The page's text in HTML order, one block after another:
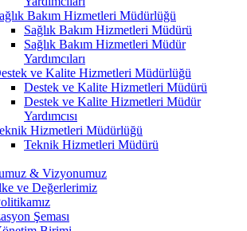
Bakım Hizmetleri Müdürlüğü
Sağlık Bakım Hizmetleri Müdürü
Sağlık Bakım Hizmetleri Müdür
Yardımcıları
ve Kalite Hizmetleri Müdürlüğü
Destek ve Kalite Hizmetleri Müdürü
Destek ve Kalite Hizmetleri Müdür
Yardımcısı
Hizmetleri Müdürlüğü
Teknik Hizmetleri Müdürü
& Vizyonumuz
ve Değerlerimiz
Şeması